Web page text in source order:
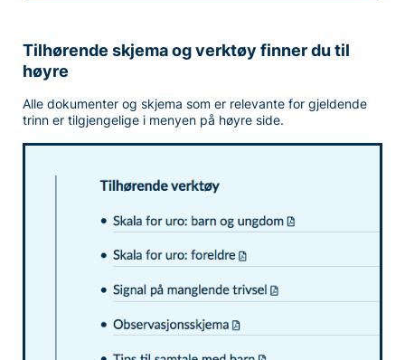
Tilhørende skjema og verktøy finner du til
høyre
Alle dokumenter og skjema som er relevante for gjeldende
trinn er tilgjengelige i menyen på høyre side.